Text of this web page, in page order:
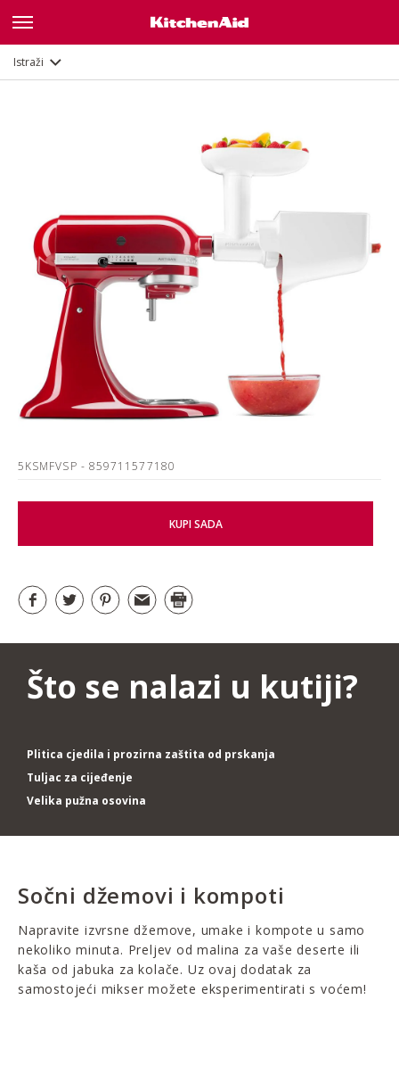
Istraži
5KSMFVSP - 859711577180
KUPI SADA
Što se nalazi u kutiji?
Plitica cjedila i prozirna zaštita od prskanja
Tuljac za cijeđenje
Velika pužna osovina
Sočni džemovi i kompoti
Napravite izvrsne džemove, umake i kompote u samo
nekoliko minuta. Preljev od malina za vaše deserte ili
kaša od jabuka za kolače. Uz ovaj dodatak za
samostojeći mikser možete eksperimentirati s voćem!